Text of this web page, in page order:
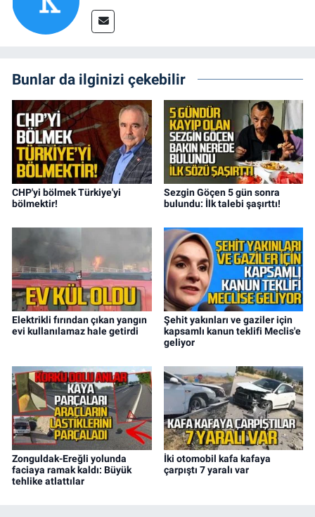
Bunlar da ilginizi çekebilir
CHP'yi bölmek Türkiye'yi
bölmektir!
Sezgin Göçen 5 gün sonra
bulundu: İlk talebi şaşırttı!
Elektrikli fırından çıkan yangın
evi kullanılamaz hale getirdi
Şehit yakınları ve gaziler için
kapsamlı kanun teklifi Meclis'e
geliyor
Zonguldak-Ereğli yolunda
faciaya ramak kaldı: Büyük
tehlike atlattılar
İki otomobil kafa kafaya
çarpıştı 7 yaralı var